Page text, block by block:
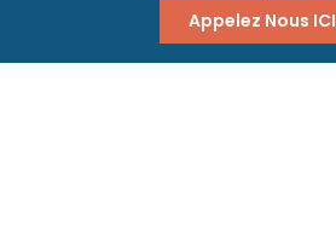
Appelez Nous ICI